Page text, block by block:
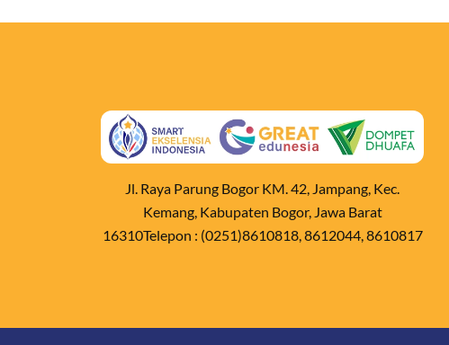
Jl. Raya Parung Bogor KM. 42, Jampang, Kec.
Kemang, Kabupaten Bogor, Jawa Barat
16310Telepon : (0251)8610818, 8612044, 8610817